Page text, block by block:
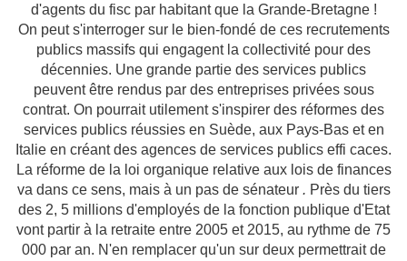
d'agents du fisc par habitant que la Grande-Bretagne !
On peut s'interroger sur le bien-fondé de ces recrutements
publics massifs qui engagent la collectivité pour des
décennies. Une grande partie des services publics
peuvent être rendus par des entreprises privées sous
contrat. On pourrait utilement s'inspirer des réformes des
services publics réussies en Suède, aux Pays-Bas et en
Italie en créant des agences de services publics effi caces.
La réforme de la loi organique relative aux lois de finances
va dans ce sens, mais à un pas de sénateur . Près du tiers
des 2, 5 millions d'employés de la fonction publique d'Etat
vont partir à la retraite entre 2005 et 2015, au rythme de 75
000 par an. N'en remplacer qu'un sur deux permettrait de